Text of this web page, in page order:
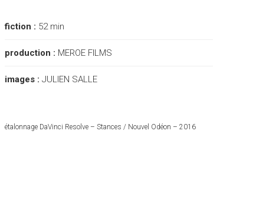
fiction : 52 min
production : MEROE FILMS
images : JULIEN SALLE
étalonnage DaVinci Resolve – Stances / Nouvel Odéon – 2016